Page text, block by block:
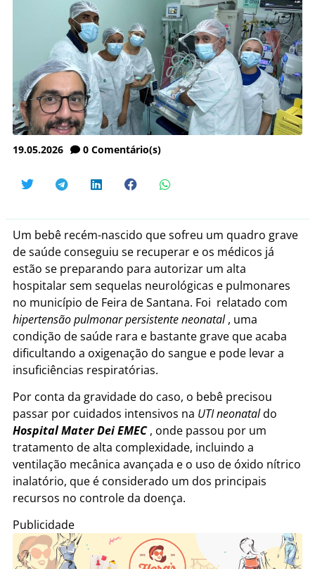
19.05.2026 0 Comentário(s)
Um bebê recém-nascido que sofreu um quadro grave
de saúde conseguiu se recuperar e os médicos já
estão se preparando para autorizar um alta
hospitalar sem sequelas neurológicas e pulmonares
no município de Feira de Santana. Foi relatado com
hipertensão pulmonar persistente neonatal, uma
condição de saúde rara e bastante grave que acaba
dificultando a oxigenação do sangue e pode levar a
insuficiências respiratórias.
Por conta da gravidade do caso, o bebê precisou
passar por cuidados intensivos na UTI neonataldo
Hospital Mater Dei EMEC, onde passou por um
tratamento de alta complexidade, incluindo a
ventilação mecânica avançada e o uso de óxido nítrico
inalatório, que é considerado um dos principais
recursos no controle da doença.
Publicidade